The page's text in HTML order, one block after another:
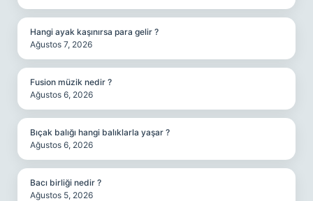
Hangi ayak kaşınırsa para gelir ?
Ağustos 7, 2026
Fusion müzik nedir ?
Ağustos 6, 2026
Bıçak balığı hangi balıklarla yaşar ?
Ağustos 6, 2026
Bacı birliği nedir ?
Ağustos 5, 2026